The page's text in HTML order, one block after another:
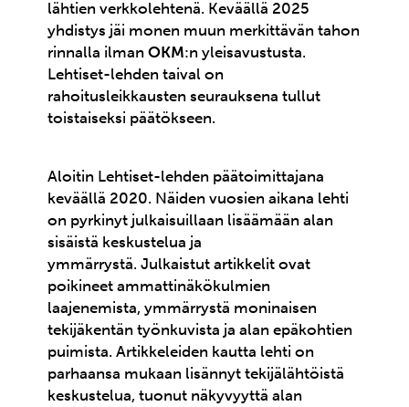
lähtien verkkolehtenä. Keväällä 2025
yhdistys jäi monen muun merkittävän tahon
rinnalla ilmanOKM:n yleisavustusta.
Lehtiset-lehden taival on
rahoitusleikkausten seurauksena tullut
toistaiseksi päätökseen.
Aloitin Lehtiset-lehden päätoimittajana
keväällä 2020. Näiden vuosien aikana lehti
on pyrkinyt julkaisuillaan lisäämään alan
sisäistä keskustelua ja
ymmärrystä. Julkaistut artikkelit ovat
poikineet ammattinäkökulmien
laajenemista, ymmärrystä moninaisen
tekijäkentän työnkuvista ja alan epäkohtien
puimista. Artikkeleiden kautta lehti on
parhaansa mukaan lisännyt tekijälähtöistä
keskustelua, tuonut näkyvyyttä alan